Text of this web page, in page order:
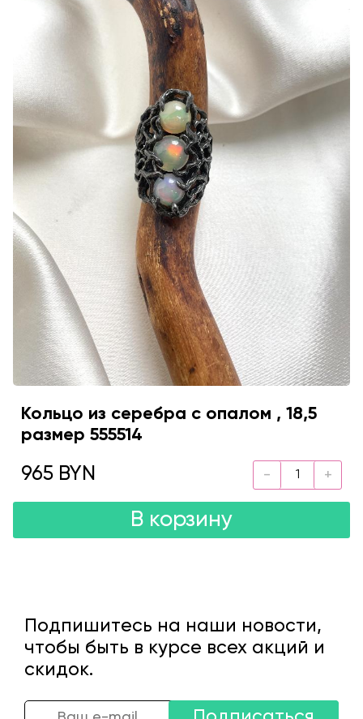
Кольцо из серебра с опалом , 18,5
размер 555514
965 BYN
В корзину
Подпишитесь на наши новости,
чтобы быть в курсе всех акций и
скидок.